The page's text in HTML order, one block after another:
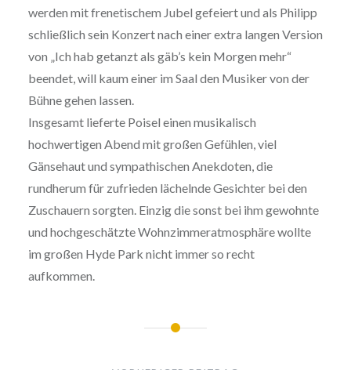
werden mit frenetischem Jubel gefeiert und als Philipp
schließlich sein Konzert nach einer extra langen Version
von „Ich hab getanzt als gäb’s kein Morgen mehr“
beendet, will kaum einer im Saal den Musiker von der
Bühne gehen lassen.
Insgesamt lieferte Poisel einen musikalisch
hochwertigen Abend mit großen Gefühlen, viel
Gänsehaut und sympathischen Anekdoten, die
rundherum für zufrieden lächelnde Gesichter bei den
Zuschauern sorgten. Einzig die sonst bei ihm gewohnte
und hochgeschätzte Wohnzimmeratmosphäre wollte
im großen Hyde Park nicht immer so recht
aufkommen.